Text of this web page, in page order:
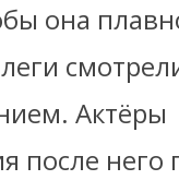
она
Актёры
после него